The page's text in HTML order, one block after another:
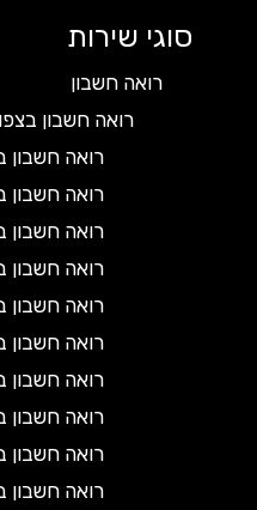
סוגי שירות
רואה חשבון
רואה חשבון בצפון
רואה חשבון בבית
רואה חשבון
רואה חשבון
רואה חשבון
רואה חשבון
רואה חשבון
רואה חשבון
רואה חשבון
רואה חשבון בנוף
רואה חשבון